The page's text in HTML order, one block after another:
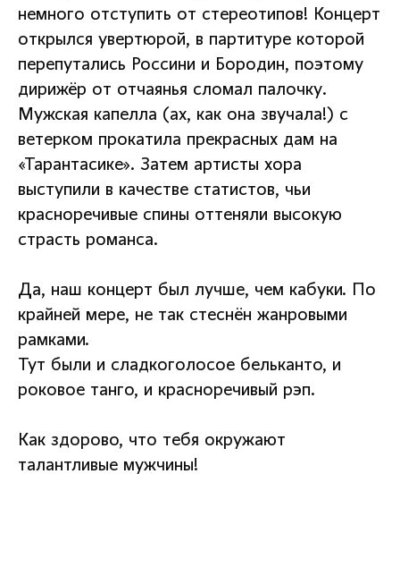
немного отступить от стереотипов! Концерт
открылся увертюрой, в партитуре которой
перепутались Россини и Бородин, поэтому
дирижёр от отчаянья сломал палочку.
Мужская капелла (ах, как она звучала!) с
ветерком прокатила прекрасных дам на
«Тарантасике». Затем артисты хора
выступили в качестве статистов, чьи
красноречивые спины оттеняли высокую
страсть романса.
Да, наш концерт был лучше, чем кабуки. По
крайней мере, не так стеснён жанровыми
рамками.
Тут были и сладкоголосое бельканто, и
роковое танго, и красноречивый рэп.
Как здорово, что тебя окружают
талантливые мужчины!